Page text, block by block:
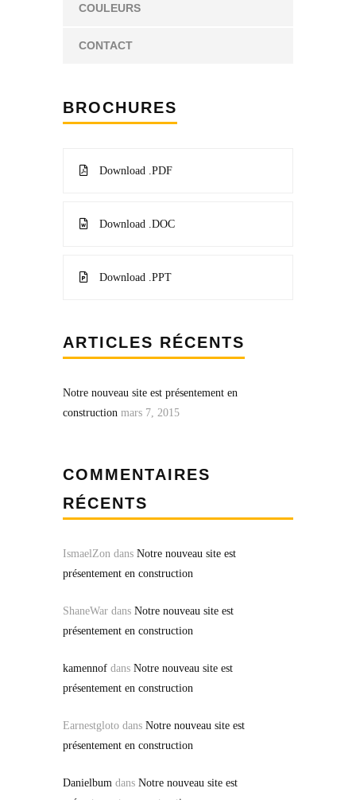
COULEURS
CONTACT
BROCHURES
Download .PDF
Download .DOC
Download .PPT
ARTICLES RÉCENTS
Notre nouveau site est présentement en
construction mars 7, 2015
COMMENTAIRES
RÉCENTS
IsmaelZon dans Notre nouveau site est
présentement en construction
ShaneWar dans Notre nouveau site est
présentement en construction
kamennof dans Notre nouveau site est
présentement en construction
Earnestgloto dans Notre nouveau site est
présentement en construction
Danielbum dans Notre nouveau site est